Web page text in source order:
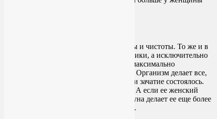
В эзотерике полнолуние – это пик силы и чистоты. То же и в
женской физиологии. Безо всякой мистики, а исключительно
силой гормонов женщина становится максимально
привлекательной для своего мужчины. Организм делает все,
чтобы период овуляции не прошел зря и зачатие состоялось.
Женщина цветет, полна сил и энергии. А если ее женский
цикл совпадает с лунным, то полная Луна делает ее еще более
неотразимой, успешной и влиятельной.